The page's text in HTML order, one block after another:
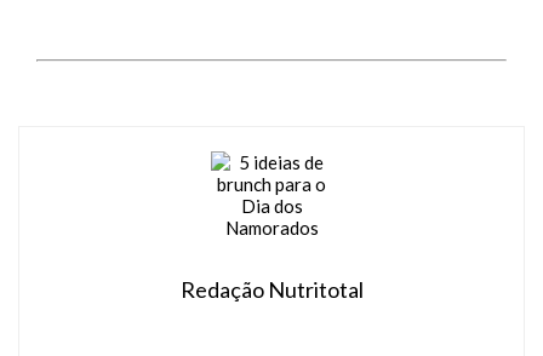
Redação Nutritotal